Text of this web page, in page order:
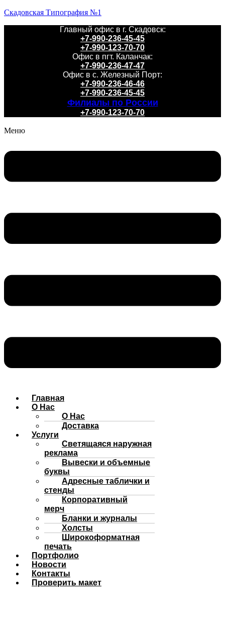
Скадовская Типография №1
Главный офис в г. Скадовск:
+7-990-236-45-45
+7-990-123-70-70
Офис в пгт. Каланчак:
+7-990-236-47-47
Офис в с. Железный Порт:
+7-990-236-46-46
+7-990-236-45-45
Филиалы по России
+7-990-123-70-70
Меню
Главная
О Нас
О Нас
Доставка
Услуги
Cветящаяся наружная
реклама
Вывески и объемные
буквы
Адресные таблички и
стенды
Корпоративный
мерч
Бланки и журналы
Холсты
Широкоформатная
печать
Портфолио
Новости
Контакты
Проверить макет